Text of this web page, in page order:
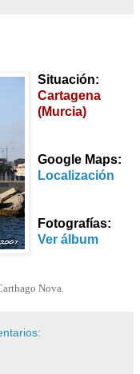
Situación:
Cartagena
(Murcia)
Google Maps:
Localización
Fotografías:
Ver álbum
Nova.